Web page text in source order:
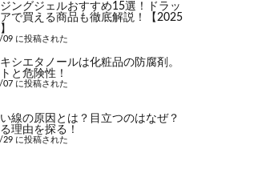
ングジェルおすすめ15選！ドラッ
で買える商品も徹底解説！【2025
に投稿された
シエタノールは化粧品の防腐剤。
と危険性！
に投稿された
線の原因とは？目立つのはなぜ？
理由を探る！
に投稿された